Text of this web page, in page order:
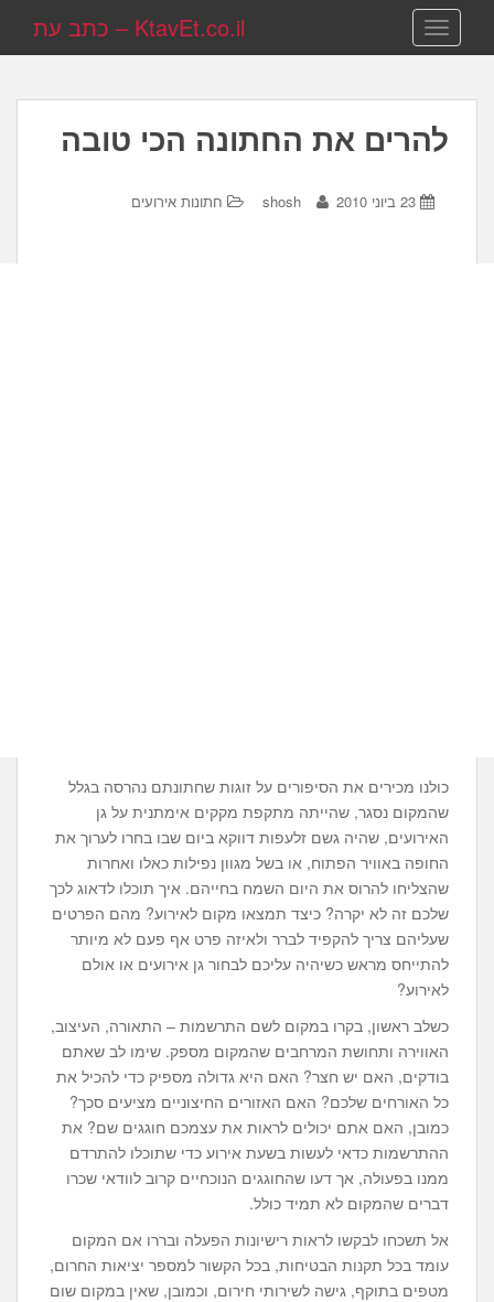
TOGGLE NAVIGATION KtavEt.co.il – כתב עת
להרים את החתונה הכי טובה
23 ביוני 2010 shosh חתונות אירועים
כולנו מכירים את הסיפורים על זוגות שחתונתם נהרסה בגלל
שהמקום נסגר, שהייתה מתקפת מקקים אימתנית על גן
האירועים, שהיה גשם זלעפות דווקא ביום שבו בחרו לערוך את
החופה באוויר הפתוח, או בשל מגוון נפילות כאלו ואחרות
שהצליחו להרוס את היום השמח בחייהם. איך תוכלו לדאוג לכך
שלכם זה לא יקרה? כיצד תמצאו מקום לאירוע? מהם הפרטים
שעליהם צריך להקפיד לברר ולאיזה פרט אף פעם לא מיותר
להתייחס מראש כשיהיה עליכם לבחור גן אירועים או אולם
לאירוע?
כשלב ראשון, בקרו במקום לשם התרשמות – התאורה, העיצוב,
האווירה ותחושת המרחבים שהמקום מספק. שימו לב שאתם
בודקים, האם יש חצר? האם היא גדולה מספיק כדי להכיל את
כל האורחים שלכם? האם האזורים החיצוניים מציעים סכך?
כמובן, האם אתם יכולים לראות את עצמכם חוגגים שם? את
ההתרשמות כדאי לעשות בשעת אירוע כדי שתוכלו להתרדם
ממנו בפעולה, אך דעו שהחוגגים הנוכחיים קרוב לוודאי שכרו
דברים שהמקום לא תמיד כולל.
אל תשכחו לבקשו לראות רישיונות הפעלה ובררו אם המקום
עומד בכל תקנות הבטיחות, בכל הקשור למספר יציאות החרום,
מטפים בתוקף, גישה לשירותי חירום, וכמובן, שאין במקום שום